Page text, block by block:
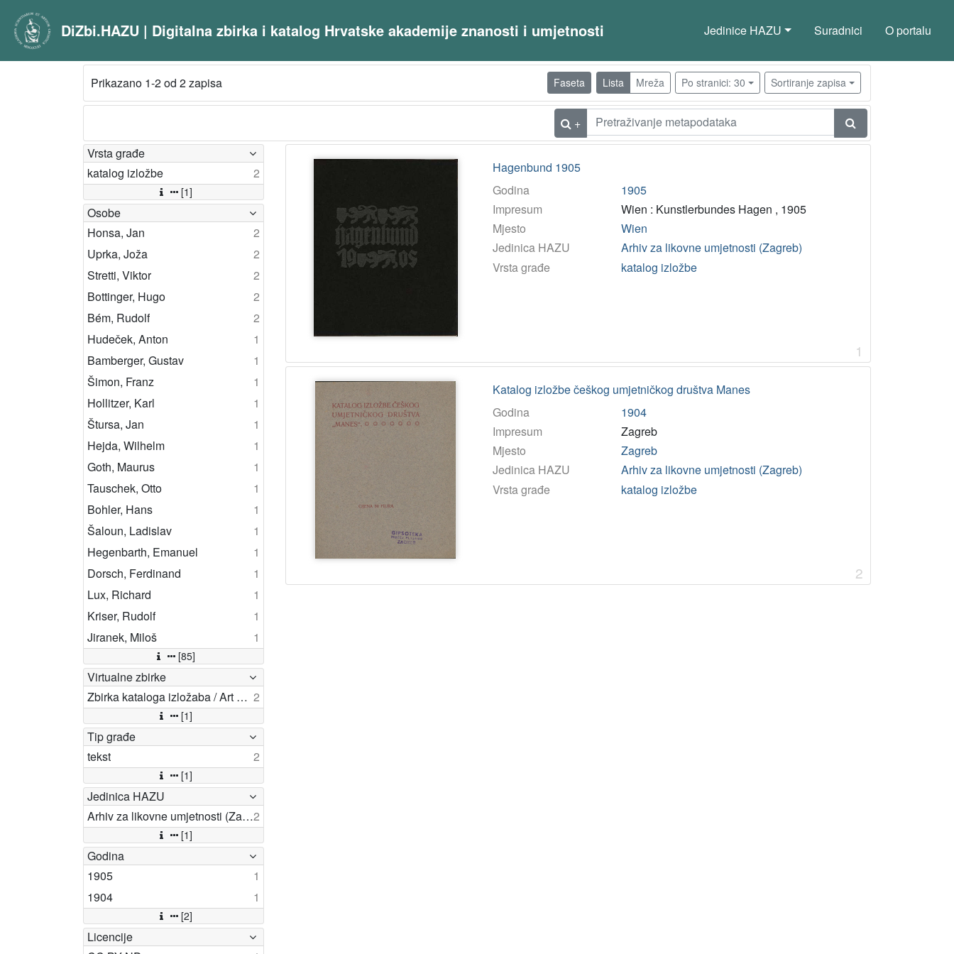
DiZbi.HAZU | Digitalna zbirka i katalog Hrvatske akademije znanosti i umjetnosti Jedinice HAZU Suradnici O portalu
Prikazano 1-2 od 2 zapisa Faseta Lista Mreža Po stranici: 30 Sortiranje zapisa
+
Vrsta građe
katalog izložbe
2
[1]
Osobe
Honsa, Jan
2
Uprka, Joža
2
Stretti, Viktor
2
Bottinger, Hugo
2
Bém, Rudolf
2
Hudeček, Anton
1
Bamberger, Gustav
1
Šimon, Franz
1
Hollitzer, Karl
1
Štursa, Jan
1
Hejda, Wilhelm
1
Goth, Maurus
1
Tauschek, Otto
1
Bohler, Hans
1
Šaloun, Ladislav
1
Hegenbarth, Emanuel
1
Dorsch, Ferdinand
1
Lux, Richard
1
Kriser, Rudolf
1
Jiranek, Miloš
1
[85]
Virtualne zbirke
Zbirka kataloga izložaba / Art exhibition catalogues 2
[1]
Tip građe
tekst
2
[1]
Jedinica HAZU
Arhiv za likovne umjetnosti (Zagreb)2
[1]
Godina
1905
1
1904
1
[2]
Licencije
Hagenbund 1905
Godina
1905
Impresum
Wien : Kunstlerbundes Hagen , 1905
Mjesto
Wien
Jedinica HAZU
Arhiv za likovne umjetnosti (Zagreb)
Vrsta građe
katalog izložbe
1
Katalog izložbe češkog umjetničkog društva Manes
Godina
1904
Impresum
Zagreb
Mjesto
Zagreb
Jedinica HAZU
Arhiv za likovne umjetnosti (Zagreb)
Vrsta građe
katalog izložbe
2